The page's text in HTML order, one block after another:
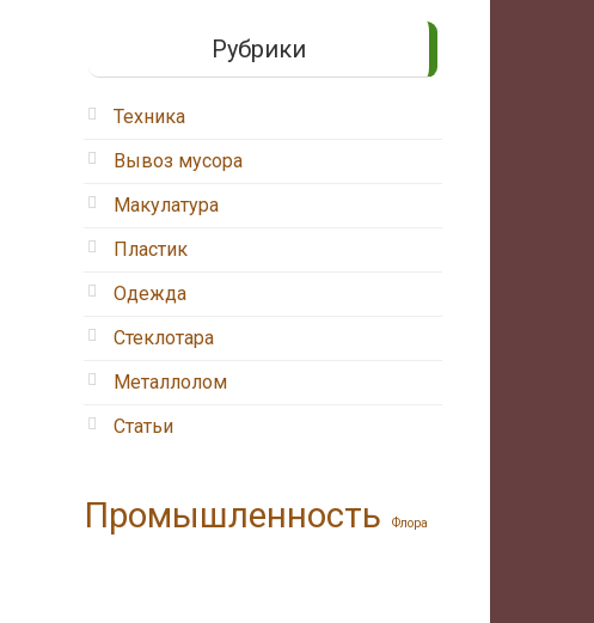
Рубрики
Техника
Вывоз мусора
Макулатура
Пластик
Одежда
Стеклотара
Металлолом
Статьи
Промышленность Флора